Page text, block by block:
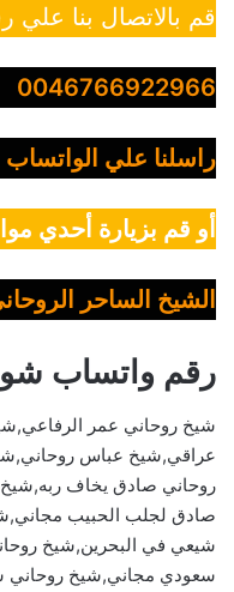
قم بالاتصال بنا علي
0046766922966
راسلنا علي الواتساب
أو قم بزيارة أحدي
الشيخ الساحر
رقم واتساب
شيخ روحاني عمر
عراقي,شيخ عباس
روحاني صادق يخاف
صادق لجلب الحبيب
شيعي في البحرين,شيخ
سعودي مجاني,شيخ روحاني